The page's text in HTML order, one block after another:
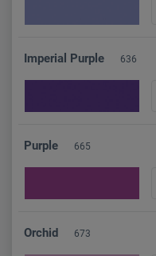
Imperial Purple 636
Purple 665
Orchid 673